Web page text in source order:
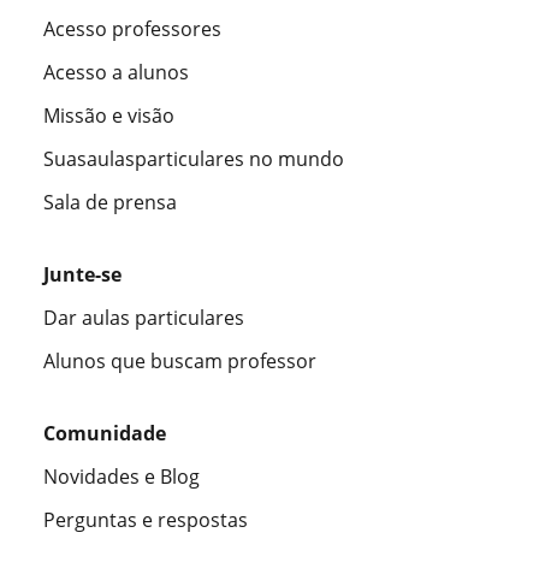
Acesso professores
Acesso a alunos
Missão e visão
Suasaulasparticulares no mundo
Sala de prensa
Junte-se
Dar aulas particulares
Alunos que buscam professor
Comunidade
Novidades e Blog
Perguntas e respostas